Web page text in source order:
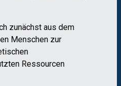
zunächst aus dem
Menschen zur
Ressourcen